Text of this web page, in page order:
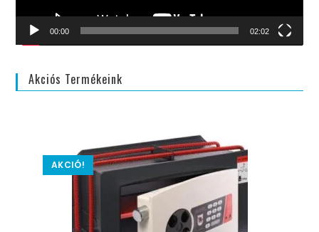
00:00 02:02
Akciós Termékeink
AKCIÓ!